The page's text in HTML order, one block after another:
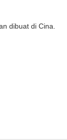
dibuat di Cina.